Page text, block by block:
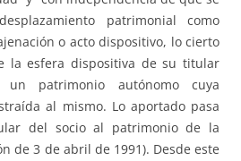
patrimonial como
o acto dispositivo, lo cierto
la esfera dispositiva de su titular
patrimonio autónomo cuya
al mismo. Lo aportado pasa
del socio al patrimonio de la
de 3 de abril de 1991). Desde este